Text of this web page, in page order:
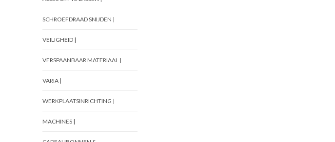
SCHROEFDRAAD SNIJDEN |
VEILIGHEID |
VERSPAANBAAR MATERIAAL |
VARIA |
WERKPLAATSINRICHTING |
MACHINES |